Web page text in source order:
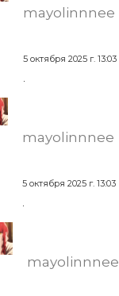
mayolinnnee
5 октября 2025 г. 13:03
mayolinnnee
5 октября 2025 г. 13:03
mayolinnnee